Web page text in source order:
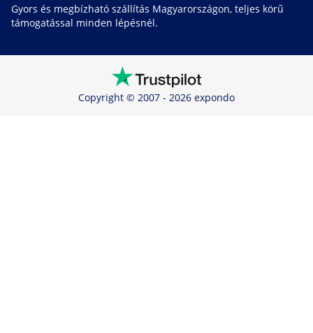
Gyors és megbízható szállítás Magyarországon, teljes körű
támogatással minden lépésnél.
Copyright © 2007 - 2026 expondo